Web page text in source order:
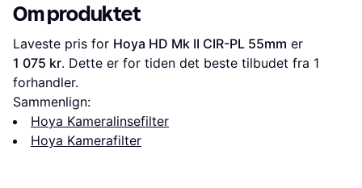
Om produktet
Laveste pris for Hoya HD Mk II CIR-PL 55mm
1 075 kr. Dette er for tiden det beste tilbudet fra 1
forhandler.
Sammenlign:
Hoya Kameralinsefilter
Hoya Kamerafilter